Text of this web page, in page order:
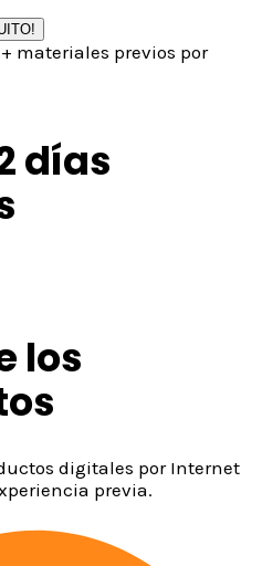
materiales previos por
días
los
digitales por Internet
previa.